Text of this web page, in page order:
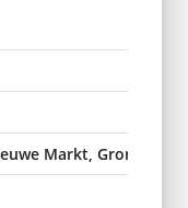
Markt, Groningen,